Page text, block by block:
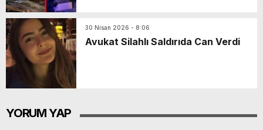
30 Nisan 2026 - 8:06
Avukat Silahlı Saldırıda Can Verdi
YORUM YAP